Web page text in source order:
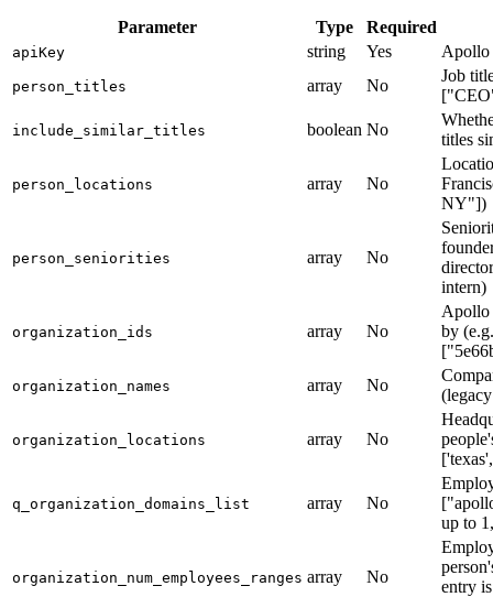
Parameter Type Required
apiKey string Yes Apollo
person_titles array No
Job
include_similar_titles boolean No
titles
person_locations array No
NY"])
person_seniorities array No
intern)
organization_ids array No
Apollo
by
organization_names array No
organization_locations array No
q_organization_domains_list array No
up to
organization_num_employees_ranges array No
entry